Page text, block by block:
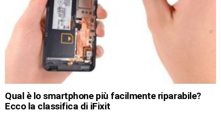
Qual è lo smartphone più facilmente riparabile?
Ecco la classifica di iFixit